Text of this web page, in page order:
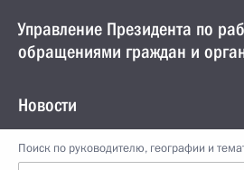
Управление Президента по
обращениями граждан и
Новости
Поиск по руководителю, географии и